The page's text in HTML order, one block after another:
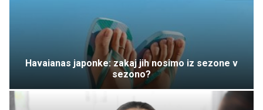
Havaianas japonke: zakaj jih nosimo iz sezone v
sezono?